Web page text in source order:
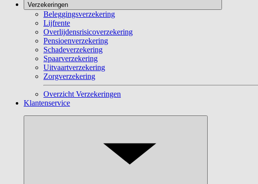
Verzekeringen
Beleggingsverzekering
Lijfrente
Overlijdensrisicoverzekering
Pensioenverzekering
Schadeverzekering
Spaarverzekering
Uitvaartverzekering
Zorgverzekering
Overzicht Verzekeringen
Klantenservice